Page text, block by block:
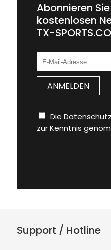
Abonnieren
kostenlosen
TX-
Die
zur Kenntnis
Support / Hotline